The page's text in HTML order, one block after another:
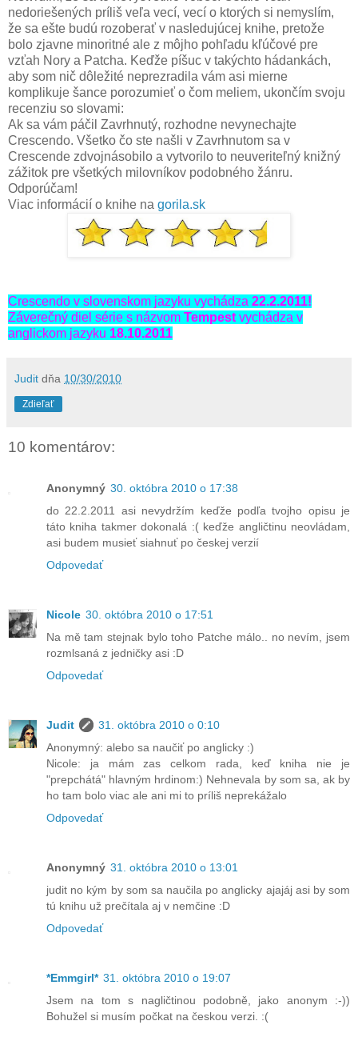
nedoriešených príliš veľa vecí, vecí o ktorých si nemyslím,
že sa ešte budú rozoberať v nasledujúcej knihe, pretože
bolo zjavne minoritné ale z môjho pohľadu kľúčové pre
vzťah Nory a Patcha. Keďže píšuc v takýchto hádankách,
aby som nič dôležité neprezradila vám asi mierne
komplikuje šance porozumieť o čom meliem, ukončím svoju
recenziu so slovami:
Ak sa vám páčil Zavrhnutý, rozhodne nevynechajte
Crescendo. Všetko čo ste našli v Zavrhnutom sa v
Crescende zdvojnásobilo a vytvorilo to neuveriteľný knižný
zážitok pre všetkých milovníkov podobného žánru.
Odporúčam!
Viac informácií o knihe na gorila.sk
Crescendo v slovenskom jazyku vychádza 22.2.2011!
Záverečný diel série s názvom Tempest vychádza v
anglickom jazyku 18.10.2011
Judit dňa 10/30/2010
Zdieľať
10 komentárov:
Anonymný 30. októbra 2010 o 17:38
do 22.2.2011 asi nevydržím keďže podľa tvojho opisu je
táto kniha takmer dokonalá :( keďže angličtinu neovládam,
asi budem musieť siahnuť po českej verzií
Odpovedať
Nicole 30. októbra 2010 o 17:51
Na mě tam stejnak bylo toho Patche málo.. no nevím, jsem
rozmlsaná z jedničky asi :D
Odpovedať
Judit
31. októbra 2010 o 0:10
Anonymný: alebo sa naučiť po anglicky :)
Nicole: ja mám zas celkom rada, keď kniha nie je
"prepchátá" hlavným hrdinom:) Nehnevala by som sa, ak by
ho tam bolo viac ale ani mi to príliš neprekážalo
Odpovedať
Anonymný 31. októbra 2010 o 13:01
judit no kým by som sa naučila po anglicky ajajáj asi by som
tú knihu už prečítala aj v nemčine :D
Odpovedať
*Emmgirl* 31. októbra 2010 o 19:07
Jsem na tom s nagličtinou podobně, jako anonym :-))
Bohužel si musím počkat na českou verzi. :(